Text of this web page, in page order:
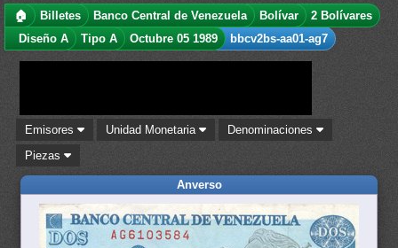
🏠 Billetes Banco Central de Venezuela Bolívar
2 Bolívares
Diseño A
Tipo A Octubre 05 1989 bbcv2bs-aa01-ag7
Emisores Unidad Monetaria
Denominaciones
Piezas
Anverso